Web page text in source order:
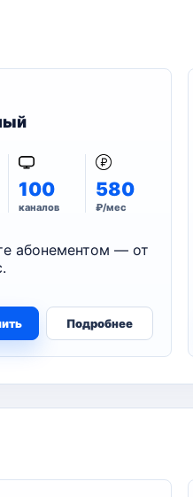
100
каналов
580
₽/мес
абонементом — от
Подробнее